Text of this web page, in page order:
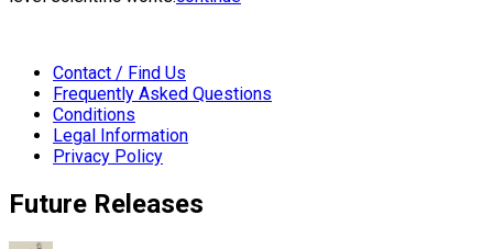
Contact / Find Us
Frequently Asked Questions
Conditions
Legal Information
Privacy Policy
Future Releases